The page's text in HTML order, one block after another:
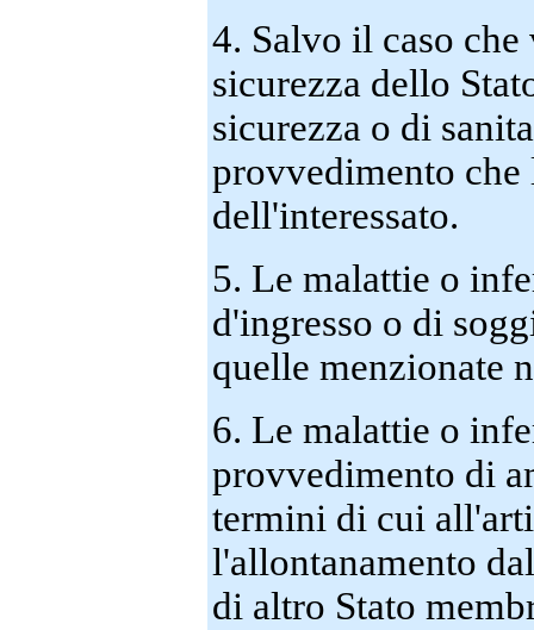
4. Salvo il caso
sicurezza dello
sicurezza o di
provvedimento che
dell'interessato.
5. Le malattie o
d'ingresso o di
quelle menzionate
6. Le malattie o
provvedimento di
termini di cui
l'allontanamento
di altro Stato